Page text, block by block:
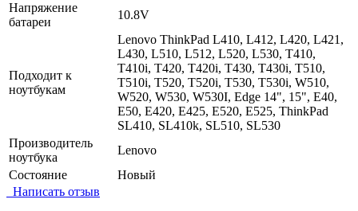
Напряжение
батареи
10.8V
Подходит к
ноутбукам
Lenovo ThinkPad L410, L412, L420, L421,
L430, L510, L512, L520, L530, T410,
T410i, T420, T420i, T430, T430i, T510,
T510i, T520, T520i, T530, T530i, W510,
W520, W530, W530I, Edge 14", 15", E40,
E50, E420, E425, E520, E525, ThinkPad
SL410, SL410k, SL510, SL530
Производитель
ноутбука
Lenovo
Состояние
Новый
Написать отзыв